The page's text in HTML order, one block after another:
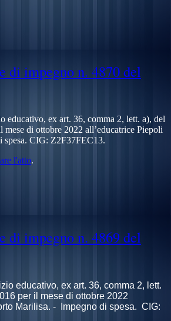
di impegno n. 4870 del
educativo, ex art. 36, comma 2, lett. a), del
di ottobre 2022 all’educatrice Piepoli
spesa. CIG: Z2F37FEC13.
l'atto.
di impegno n. 4869 del
educativo, ex art. 36, comma 2, lett.
per il mese di ottobre 2022
Marilisa. - Impegno di spesa. CIG: